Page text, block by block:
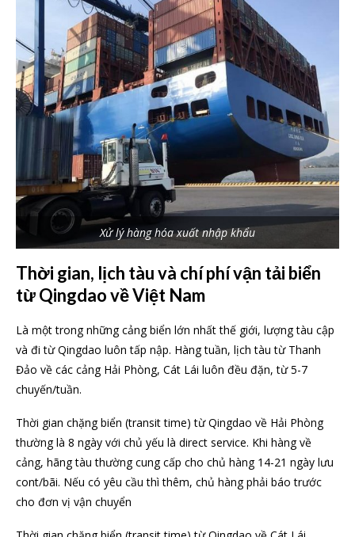
Xử lý hàng hóa xuất nhập khẩu
Thời gian, lịch tàu và chí phí vận tải biển
từ Qingdao về Việt Nam
Là một trong những cảng biển lớn nhất thế giới, lượng tàu cập
và đi từ Qingdao luôn tấp nập. Hàng tuần, lịch tàu từ Thanh
Đảo về các cảng Hải Phòng, Cát Lái luôn đều đặn, từ 5-7
chuyến/tuần.
Thời gian chặng biển (transit time) từ Qingdao về Hải Phòng
thường là 8 ngày với chủ yếu là direct service. Khi hàng về
cảng, hãng tàu thường cung cấp cho chủ hàng 14-21 ngày lưu
cont/bãi. Nếu có yêu cầu thì thêm, chủ hàng phải báo trước
cho đơn vị vận chuyển